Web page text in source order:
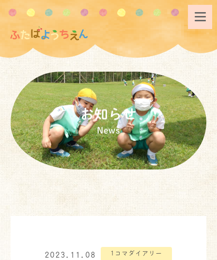
お知らせ
News
2023.11.08 1コマダイアリー